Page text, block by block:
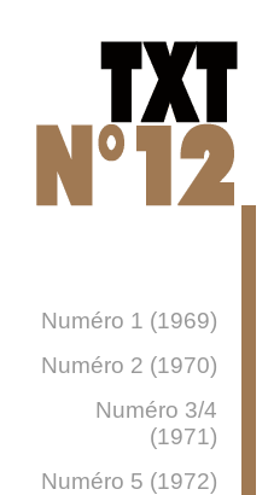
Numéro 1 (1969)
Numéro 2 (1970)
Numéro 3/4
(1971)
Numéro 5 (1972)